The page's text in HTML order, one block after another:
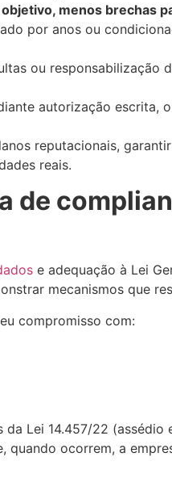
menos brechas
por anos ou
ou responsabilização
autorização escrita,
reputacionais,
reais.
de
e adequação à Lei
mecanismos que
compromisso com:
Lei 14.457/22 (assédio
ocorrem, a